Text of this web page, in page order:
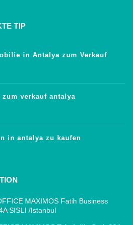
TIP
in Antalya zum Verkauf
verkauf antalya
in antalya zu kaufen
MAXIMOS Fatih Business
SISLI /Istanbul